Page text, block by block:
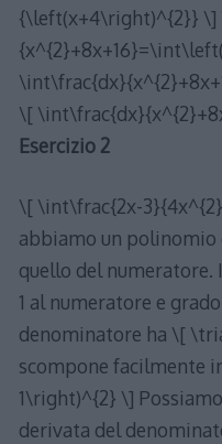
{\left(x+4\right)^{2}}
\[
Esercizio 2
\[ \int\frac{2x-
abbiamo un
quello del
1 al numeratore e
denominatore ha \[
scompone facilmente
1\right)^{2} \]
derivata del